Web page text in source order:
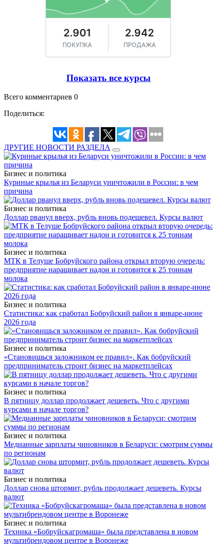
Показать все курсы
Всего комментариев 0
Поделиться:
ДРУГИЕ НОВОСТИ РАЗДЕЛА
Бизнес и политика
Куриные крылья из Беларуси уничтожили в России: в чем
причина
Бизнес и политика
Доллар рванул вверх, рубль вновь подешевел. Курсы валют
Бизнес и политика
МТК в Телуше Бобруйского района открыл вторую очередь:
предприятие наращивает надои и готовится к 25 тоннам
молока
Бизнес и политика
Статистика: как сработал Бобруйский район в январе-июне
2026 года
Бизнес и политика
«Становишься заложником ее правил». Как бобруйский
предприниматель строит бизнес на маркетплейсах
Бизнес и политика
В пятницу доллар продолжает дешеветь. Что с другими
курсами в начале торгов?
Бизнес и политика
Медианные зарплаты чиновников в Беларуси: смотрим суммы
по регионам
Бизнес и политика
Доллар снова штормит, рубль продолжает дешеветь. Курсы
валют
Бизнес и политика
Техника «Бобруйскагромаша» была представлена в новом
мультибрендовом центре в Воронеже